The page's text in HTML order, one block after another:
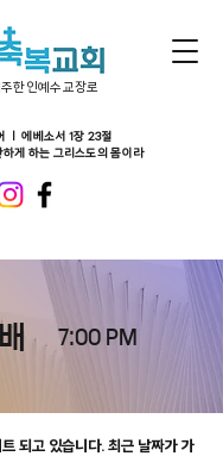
한인예수교장로
ㅣ 에베소서 1장 23절
게 하는 그리스도의 몸이라
7:00 PM
트 되고 있습니다. 최근 날짜가 가